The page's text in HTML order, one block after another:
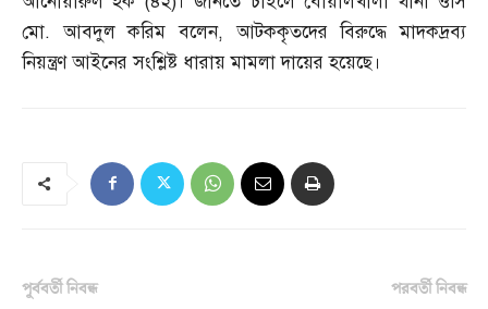
মো.আবদুল করিম বলেন,আটককৃতদের বিরুদ্ধে মাদকদ্রব্য
নিয়ন্ত্রণ আইনের সংশ্লিষ্ট ধারায় মামলা দায়ের হয়েছে।
পূর্ববর্তী নিবন্ধ
পরবর্তী নিবন্ধ